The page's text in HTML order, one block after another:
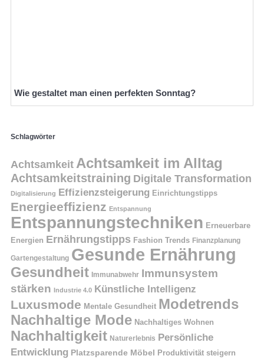
Wie gestaltet man einen perfekten Sonntag?
Schlagwörter
Achtsamkeit Achtsamkeit im Alltag
Achtsamkeitstraining Digitale Transformation
Digitalisierung Effizienzsteigerung Einrichtungstipps
Energieeffizienz Entspannung
Entspannungstechniken Erneuerbare
Energien Ernährungstipps Fashion Trends Finanzplanung
Gartengestaltung Gesunde Ernährung
Gesundheit Immunabwehr Immunsystem
stärken Industrie 4.0 Künstliche Intelligenz
Luxusmode Mentale Gesundheit Modetrends
Nachhaltige Mode Nachhaltiges Wohnen
Nachhaltigkeit Naturerlebnis Persönliche
Entwicklung Platzsparende Möbel Produktivität steigern